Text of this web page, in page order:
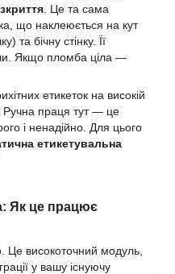
. Це та сама
що наклеюється на кут
та бічну стінку. Її
Якщо пломба ціла —
етикеток на високій
Ручна праця тут — це
і ненадійно. Для цього
етикетувальна
Як це працює
Це високоточний модуль,
у вашу існуючу